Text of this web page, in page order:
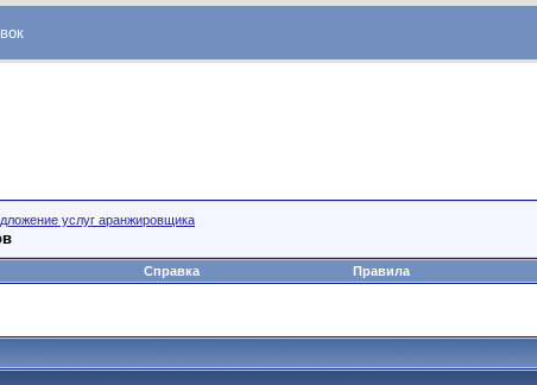
услуг аранжировщика
Справка Правила